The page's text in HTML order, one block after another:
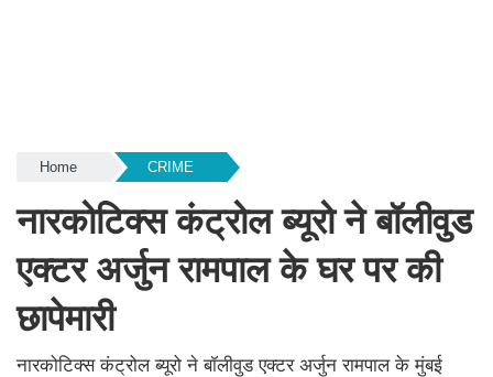
Home CRIME
नारकोटिक्स कंट्रोल ब्यूरो ने बॉलीवुड
एक्टर अर्जुन रामपाल के घर पर की
छापेमारी
नारकोटिक्स कंट्रोल ब्यूरो ने बॉलीवुड एक्टर अर्जुन रामपाल के मुंबई